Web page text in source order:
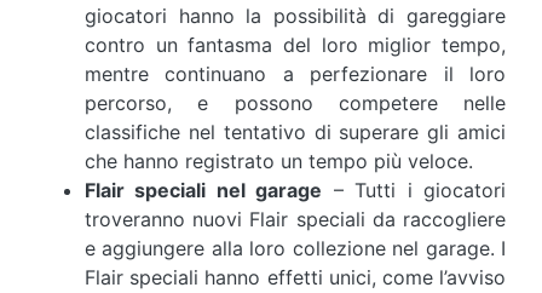
giocatori hanno la possibilità di gareggiare
contro un fantasma del loro miglior tempo,
mentre continuano a perfezionare il loro
percorso, e possono competere nelle
classifiche nel tentativo di superare gli amici
che hanno registrato un tempo più veloce.
Flair speciali nel garage – Tutti i giocatori
troveranno nuovi Flair speciali da raccogliere
e aggiungere alla loro collezione nel garage. I
Flair speciali hanno effetti unici, come l’avviso